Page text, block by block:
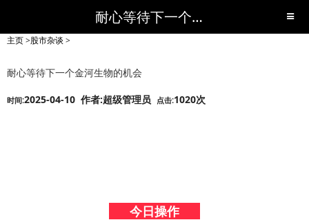
耐心等待下一个金河生物的机会-股市杂谈-短线黑马,短线股票,短线炒股,实战,荐股,操盘,超级短线,令人叹为观止的短线炒股!-超级短线
主页>股市杂谈 >
耐心等待下一个金河生物的机会
时间:2025-04-10 作者:超级管理员 点击:1020次
今日操作